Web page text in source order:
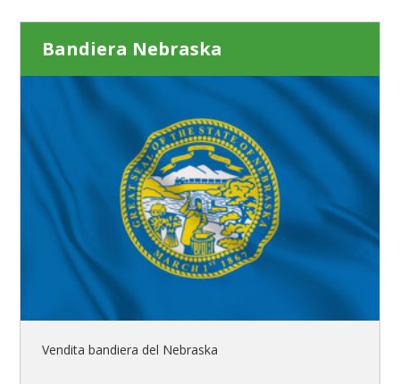
Bandiera Nebraska
Vendita bandiera del Nebraska